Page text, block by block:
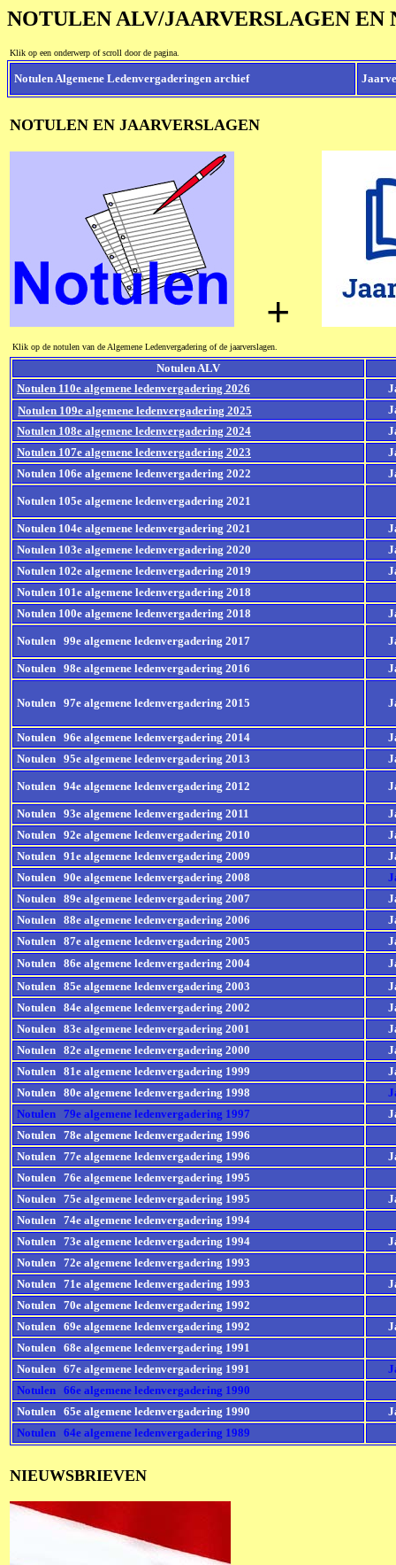
NOTULEN ALV/JAARVERSLAGEN EN
Klik op een onderwerp of scroll door de pagina.
Notulen Algemene Ledenvergaderingen archief
NOTULEN EN JAARVERSLAGEN
+
Klik op de notulen van de Algemene Ledenvergadering of de jaarverslagen.
Notulen ALV
Notulen 110e algemene ledenvergadering 2026
Notulen 109e algemene ledenvergadering 2025
Notulen 108e algemene ledenvergadering 2024
Notulen 107e algemene ledenvergadering 2023
Notulen 106e algemene ledenvergadering 2022
Notulen 105e algemene ledenvergadering 2021
Notulen 104e algemene ledenvergadering 2021
Notulen 103e algemene ledenvergadering 2020
Notulen 102e algemene ledenvergadering 2019
Notulen 101e algemene ledenvergadering 2018
Notulen 100e algemene ledenvergadering 2018
Notulen 99e algemene ledenvergadering 2017
Notulen 98e algemene ledenvergadering 2016
Notulen 97e algemene ledenvergadering 2015
Notulen 96e algemene ledenvergadering 2014
Notulen 95e algemene ledenvergadering 2013
Notulen 94e algemene ledenvergadering 2012
Notulen 93e algemene ledenvergadering 2011
Notulen 92e algemene ledenvergadering 2010
Notulen 91e algemene ledenvergadering 2009
Notulen 90e algemene ledenvergadering 2008
Notulen 89e algemene ledenvergadering 2007
Notulen 88e algemene ledenvergadering 2006
Notulen 87e algemene ledenvergadering 2005
Notulen 86e algemene ledenvergadering 2004
Notulen 85e algemene ledenvergadering 2003
Notulen 84e algemene ledenvergadering 2002
Notulen 83e algemene ledenvergadering 2001
Notulen 82e algemene ledenvergadering 2000
Notulen 81e algemene ledenvergadering 1999
Notulen 80e algemene ledenvergadering 1998
Notulen 79e algemene ledenvergadering 1997
Notulen 78e algemene ledenvergadering 1996
Notulen 77e algemene ledenvergadering 1996
Notulen 76e algemene ledenvergadering 1995
Notulen 75e algemene ledenvergadering 1995
Notulen 74e algemene ledenvergadering 1994
Notulen 73e algemene ledenvergadering 1994
Notulen 72e algemene ledenvergadering 1993
Notulen 71e algemene ledenvergadering 1993
Notulen 70e algemene ledenvergadering 1992
Notulen 69e algemene ledenvergadering 1992
Notulen 68e algemene ledenvergadering 1991
Notulen 67e algemene ledenvergadering 1991
Notulen 66e algemene ledenvergadering 1990
Notulen 65e algemene ledenvergadering 1990
Notulen 64e algemene ledenvergadering 1989
NIEUWSBRIEVEN